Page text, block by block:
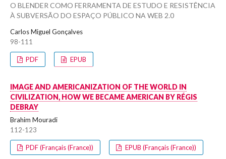
O BLENDER COMO FERRAMENTA DE ESTUDO E RESISTÊNCIA
À SUBVERSÃO DO ESPAÇO PÚBLICO NA WEB 2.0
Carlos Miguel Gonçalves
98-111
PDF EPUB
IMAGE AND AMERICANIZATION OF THE WORLD IN
CIVILIZATION, HOW WE BECAME AMERICAN BY RÉGIS
DEBRAY
Brahim Mouradi
112-123
PDF (Français (France)) EPUB (Français (France))